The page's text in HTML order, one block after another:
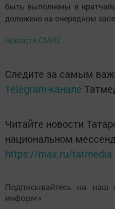
быть выполнены в
доложено на очередном
Новости СМИ2
Следите за самым
Telegram-канале
Читайте новости
национальном
https://max.ru/tatmedia
Подписывайтесь на наш
информ»